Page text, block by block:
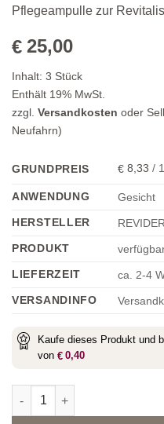
Pflegeampulle zur
€ 25,00
Inhalt: 3 Stück
Enthält 19% MwSt.
zzgl. Versandkosten oder
Neufahrn)
GRUNDPREIS € 8,33 / 1
ANWENDUNG
Gesicht
HERSTELLER
PRODUKT
LIEFERZEIT
ca. 2-4
VERSANDINFO
Kaufe dieses Produkt und
von € 0,40
C Revitalizing Ampoule (3
Alternative: